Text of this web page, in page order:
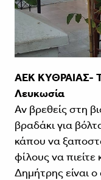
ΑΕΚ ΚΥΘΡΑΙΑΣ-
Λευκωσία
Αν βρεθείς στη
βραδάκι για
κάπου να
φίλους να
Δημήτρης είναι